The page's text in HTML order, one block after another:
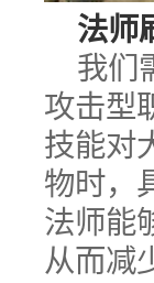
法师
我们
攻击型
技能对
物时，
法师能
从而减